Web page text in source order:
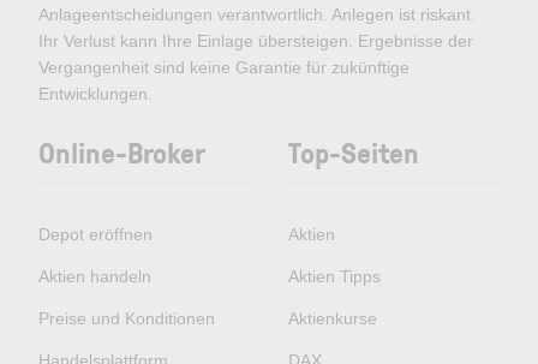
Anlageentscheidungen verantwortlich. Anlegen ist riskant.
Ihr Verlust kann Ihre Einlage übersteigen. Ergebnisse der
Vergangenheit sind keine Garantie für zukünftige
Entwicklungen.
Online-Broker
Depot eröffnen
Aktien handeln
Preise und Konditionen
Top-Seiten
Aktien
Aktien Tipps
Aktienkurse